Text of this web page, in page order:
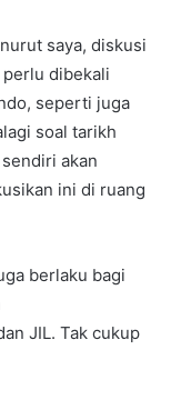
saya, diskusi
dibekali
seperti juga
soal tarikh
akan
ini di ruang
berlaku bagi
JIL. Tak cukup